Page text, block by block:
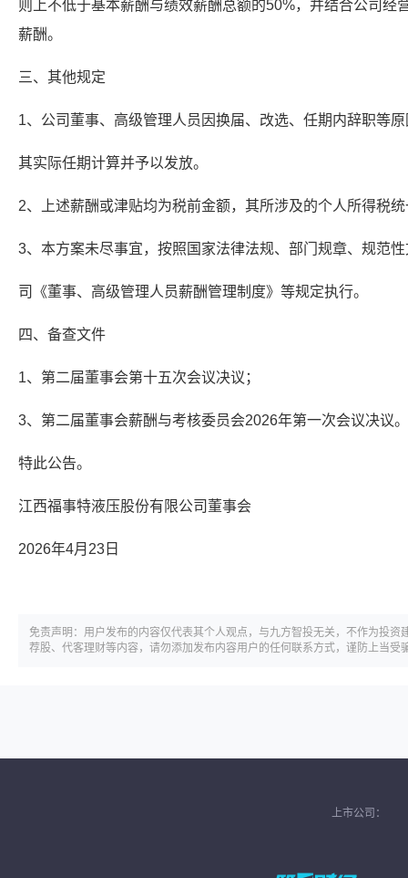
则上不低于基本薪酬与绩效薪酬总额的50%，并结合公司经
薪酬。
三、其他规定
1、公司董事、高级管理人员因换届、改选、任期内辞职等
其实际任期计算并予以发放。
2、上述薪酬或津贴均为税前金额，其所涉及的个人所得税
3、本方案未尽事宜，按照国家法律法规、部门规章、规范
司《董事、高级管理人员薪酬管理制度》等规定执行。
四、备查文件
1、第二届董事会第十五次会议决议；
3、第二届董事会薪酬与考核委员会2026年第一次会议决议。
特此公告。
江西福事特液压股份有限公司董事会
2026年4月23日
免责声明：用户发布的内容仅代表其个人观点，与九方智投无关，不作为投
荐股、代客理财等内容，请勿添加发布内容用户的任何联系方式，谨防上当受
上市公司：